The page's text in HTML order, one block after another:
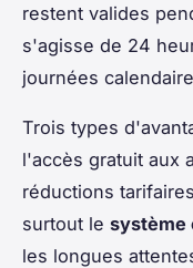
restent valides
s'agisse de 24
journées
Trois types
l'accès gratuit aux
réductions
surtout le système
les longues